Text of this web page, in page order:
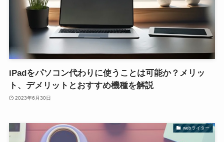
iPadをパソコン代わりに使うことは可能か？メリッ
ト、デメリットとおすすめ機種を解説
2023年6月30日
webライター